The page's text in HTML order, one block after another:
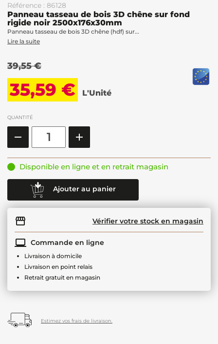
Référence : 86128
Panneau tasseau de bois 3D chêne sur fond
rigide noir 2500x176x30mm
Panneau tasseau de bois 3D chêne (hdf) sur...
Lire la suite
39,55 €
35,59 € L'Unité
QUANTITÉ
Disponible en ligne et en retrait magasin
Ajouter au panier
Vérifier votre stock en magasin
Commande en ligne
Livraison à domicile
Livraison en point relais
Retrait gratuit en magasin
Estimez vos frais de livraison.